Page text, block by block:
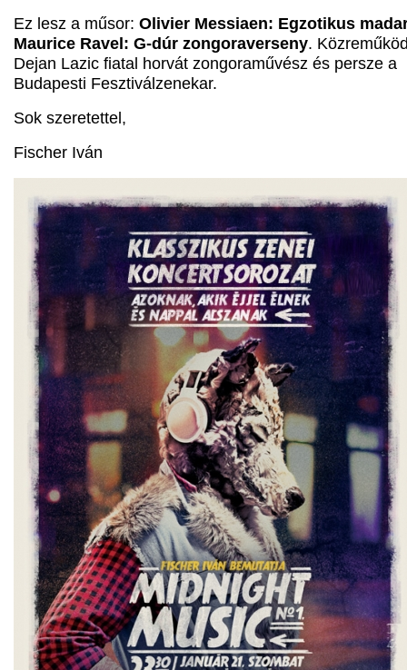
Ez lesz a műsor: Olivier Messiaen: Egzotikus
Maurice Ravel: G-dúr zongoraverseny.
Dejan Lazic fiatal horvát zongoraművész és persze a
Budapesti Fesztiválzenekar.
Sok szeretettel,
Fischer Iván